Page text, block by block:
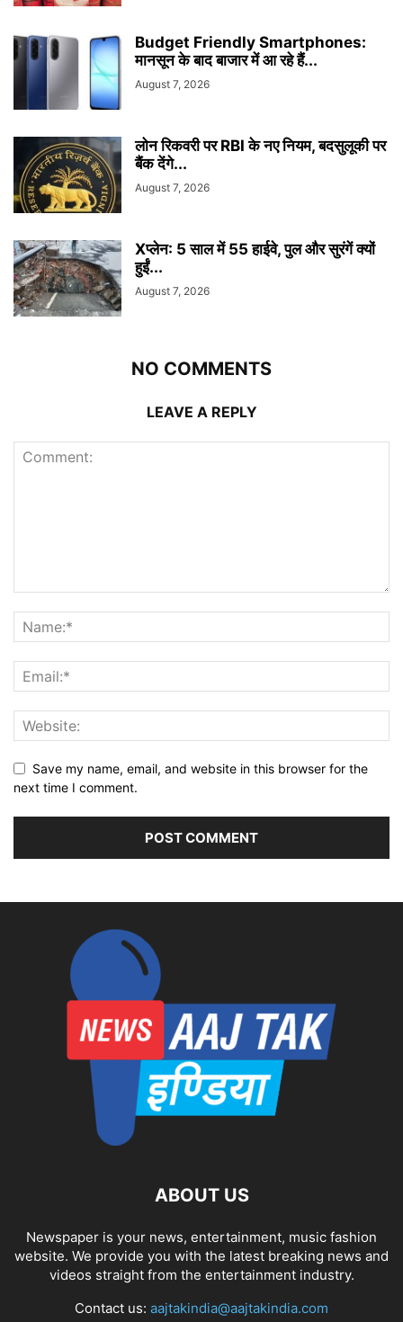
Budget Friendly Smartphones:
मानसून के बाद बाजार में आ रहे हैं...
August 7, 2026
लोन रिकवरी पर RBI के नए नियम, बदसुलूकी पर
बैंक देंगे...
August 7, 2026
Xप्लेन: 5 साल में 55 हाईवे, पुल और सुरंगें क्यों
हुईं...
August 7, 2026
NO COMMENTS
LEAVE A REPLY
Save my name, email, and website in this browser for the
next time I comment.
ABOUT US
Newspaper is your news, entertainment, music fashion
website. We provide you with the latest breaking news and
videos straight from the entertainment industry.
Contact us: aajtakindia@aajtakindia.com